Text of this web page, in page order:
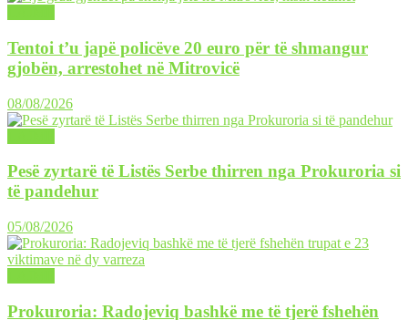
Tentoi t’u japë policëve 20 euro për të shmangur
gjobën, arrestohet në Mitrovicë
08/08/2026
Pesë zyrtarë të Listës Serbe thirren nga Prokuroria si
të pandehur
05/08/2026
Prokuroria: Radojeviq bashkë me të tjerë fshehën